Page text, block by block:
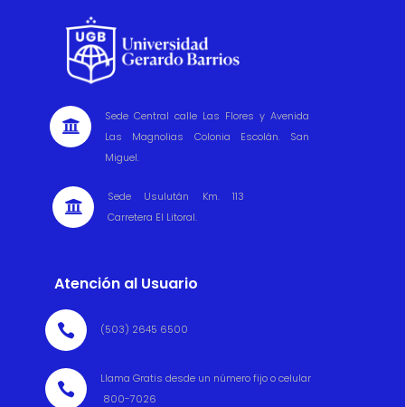

Sede Central calle Las Flores y Avenida
Las Magnolias Colonia Escolán. San
Miguel.

Sede Usulután Km. 113
Carretera El Litoral.
Atención al Usuario
 (503) 2645 6500

Llama Gratis desde un número fijo o celular
800-7026